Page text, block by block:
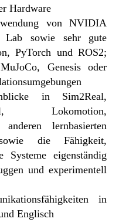
Hardware
von NVIDIA
sowie sehr gute
PyTorch und ROS2;
Genesis oder
in Sim2Real,
Lokomotion,
lernbasierten
die Fähigkeit,
Systeme eigenständig
und experimentell
in
Englisch